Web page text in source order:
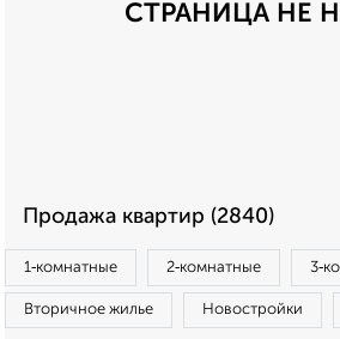
СТРАНИЦА НЕ
Продажа квартир (2840)
1‑комнатные 2‑комнатные
Вторичное жилье Новостройки